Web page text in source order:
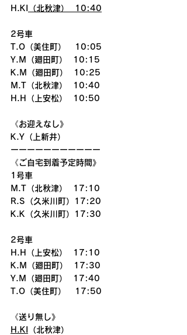
H.KI
（北秋津）  10:40
2号車
T.O（美住町）   10:05
Y.M（廻田町）  10:15
K.M（廻田町）  10:25
M.T（北秋津）  10:40
H.H（上安松）  10:50
《お迎えなし》
K.Y（上新井）
ーーーーーーーーーーー
《ご自宅到着予定時間》
1号車
M.T（北秋津）  17:10
R.S（久米川町）17:20
K.K（久米川町）17:30
2号車
H.H（上安松）  17:10
K.M（廻田町）  17:30
Y.M（廻田町）  17:40
T.O（美住町）   17:50
《送り無し》
H.KI
（北秋津）